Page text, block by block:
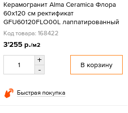
Керамогранит Alma Ceramica Флора
60x120 см ректификат
GFU60120FLO00L лаппатированный
Код товара: 168422
3'255 р./м2
+
-
В корзину
Быстрая покупка